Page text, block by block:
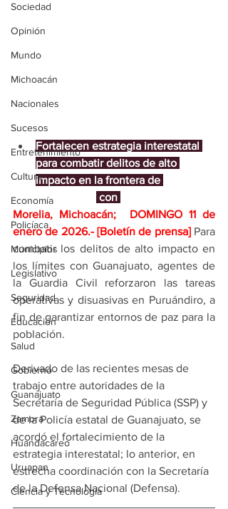
Sociedad
Opinión
Mundo
Michoacán
Nacionales
Sucesos
Entretenimiento
Cultura
Economía
Policíaca
Municipios
Legislativo
Seguridad
Educación
Salud
Gobierno
Guanajuato
Zamora
Huandacareo
Uruapan
Ciencia y Tecnología
Fortalecen estrategia interestatal
para combatir delitos de alto
impacto en la frontera de
#Michoacán
con
Morelia, Michoacán;  DOMINGO 11 de
enero de 2026.- [Boletín de prensa] Para
combatir los delitos de alto impacto en
los límites con Guanajuato, agentes de
la Guardia Civil reforzaron las tareas
operativas y disuasivas en Puruándiro, a
fin de garantizar entornos de paz para la
población.
Derivado de las recientes mesas de
trabajo entre autoridades de la
Secretaría de Seguridad Pública (SSP) y
de la Policía estatal de Guanajuato, se
acordó el fortalecimiento de la
estrategia interestatal; lo anterior, en
estrecha coordinación con la Secretaría
de la Defensa Nacional (Defensa).